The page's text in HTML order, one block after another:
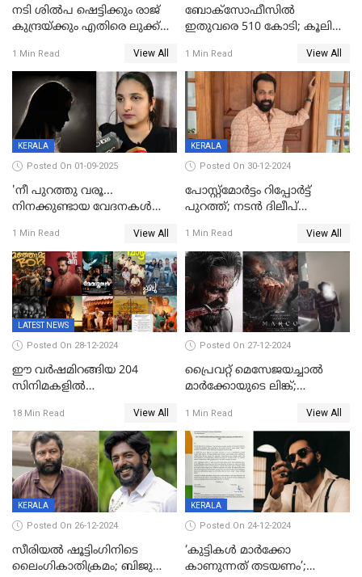
നടി ശിൽപ ഷെട്ടിക്കും രാജ്
കുന്ദ്രയ്ക്കും എതിരെ ലുക്ക്
1 Min Read View All
ബോക്സോഫീസിൽ
ഇതുവരെ 510 കോടി; കൂലി
തീയതി പുറത്ത്
1 Min Read View All
KERALA
Posted On 01-09-2025
'നീ പുറത്തു വരൂ...
നിനക്കുണ്ടായ വേദനകള്‍
'കരയേണ്ടതും ഒറ്റപ്പെടേണ്ടതും
വേട്ടക്കാരനാണ്, വേദനകള്‍
സധൈര്യം പറയു;
പെണ്‍കുട്ടിയോട് റിനി ആര്‍
ജോര്‍ജ്
1 Min Read View All
KERALA
Posted On 30-12-2024
പോസ്റ്റ്‌മോര്‍ട്ടം റിപ്പോര്‍ട്ട്
പുറത്ത്; നടൻ ദിലീപ്
ആന്തരിക രക്തസ്രാവം
1 Min Read View All
LATEST NEWS
Posted On 28-12-2024
ഈ വർഷമിറങ്ങിയ 204
സിനിമകളിൽ
ചിത്രങ്ങൾ; 2024ൽ സിനിമാ
വ്യവസായത്തിന് നഷ്ടം 700
കോടി; അഭിനേതാക്കൾ
പ്രതിഫലം കുറയ്ക്കണമെന്നും
നിർമാതാക്കളുടെ സംഘടന
18 Min Read View All
Posted On 27-12-2024
പ്രൈവറ്റ് മെസേജയച്ചാല്‍
മാർക്കോയുടെ ലിങ്ക്;
സ്വദേശി അറസ്റ്റില്‍
1 Min Read View All
KERALA
Posted On 26-12-2024
സീരിയല്‍ ഷൂട്ടിംഗിനിടെ
ലൈംഗികാതിക്രമം; ബിജു
KERALA
Posted On 24-12-2024
‘കുട്ടികൾ മാർക്കോ
കാണുന്നത് തടയണം’;